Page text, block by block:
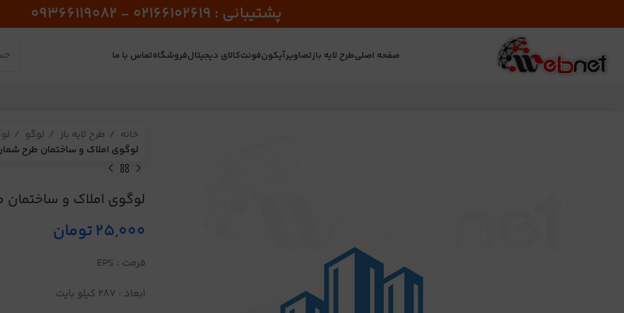
پشتیبانی : 02166102619 - 09366119082
صفحه اصلیطرح لایه بازتصاویرآیکونفونتکالای دیجیتالفروشگاهتماس با ما
خانه طرح لایه باز لوگو
لوگوی املاک و ساختمان طرح شماره
لوگوی املاک و ساختمان
25,000تومان
فرمت : EPS
ابعاد : 287 کیلو بایت